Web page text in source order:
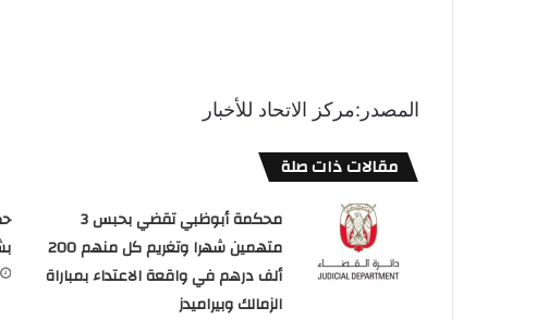
المصدر:مركز الاتحاد للأخبار
مقالات ذات صلة
محكمة أبوظبي تقضي بحبس 3
متهمين شهرا وتغريم كل منهم 200
ألف درهم في واقعة الاعتداء بمباراة
الزمالك وبيراميدز